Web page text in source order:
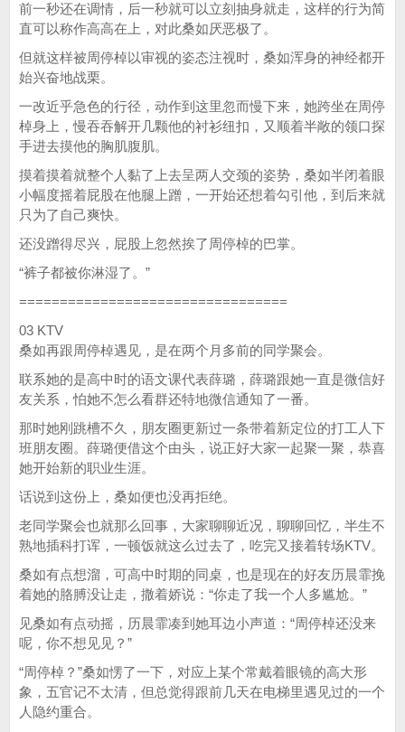
前一秒还在调情，后一秒就可以立刻抽身就走，这样的行为简
直可以称作高高在上，对此桑如厌恶极了。
但就这样被周停棹以审视的姿态注视时，桑如浑身的神经都开
始兴奋地战栗。
一改近乎急色的行径，动作到这里忽而慢下来，她跨坐在周停
棹身上，慢吞吞解开几颗他的衬衫纽扣，又顺着半敞的领口探
手进去摸他的胸肌腹肌。
摸着摸着就整个人黏了上去呈两人交颈的姿势，桑如半闭着眼
小幅度摇着屁股在他腿上蹭，一开始还想着勾引他，到后来就
只为了自己爽快。
还没蹭得尽兴，屁股上忽然挨了周停棹的巴掌。
“裤子都被你淋湿了。”
=================================
03 KTV
桑如再跟周停棹遇见，是在两个月多前的同学聚会。
联系她的是高中时的语文课代表薛璐，薛璐跟她一直是微信好
友关系，怕她不怎么看群还特地微信通知了一番。
那时她刚跳槽不久，朋友圈更新过一条带着新定位的打工人下
班朋友圈。薛璐便借这个由头，说正好大家一起聚一聚，恭喜
她开始新的职业生涯。
话说到这份上，桑如便也没再拒绝。
老同学聚会也就那么回事，大家聊聊近况，聊聊回忆，半生不
熟地插科打诨，一顿饭就这么过去了，吃完又接着转场KTV。
桑如有点想溜，可高中时期的同桌，也是现在的好友历晨霏挽
着她的胳膊没让走，撒着娇说：“你走了我一个人多尴尬。”
见桑如有点动摇，历晨霏凑到她耳边小声道：“周停棹还没来
呢，你不想见见？”
“周停棹？”桑如愣了一下，对应上某个常戴着眼镜的高大形
象，五官记不太清，但总觉得跟前几天在电梯里遇见过的一个
人隐约重合。